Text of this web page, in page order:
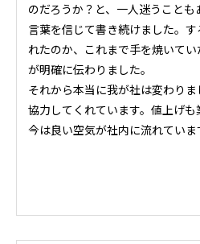
のだろうか？と、一人迷うこと
言葉を信じて書き続けました。
れたのか、これまで手を焼いて
が明確に伝わりました。
それから本当に我が社は変わり
協力してくれています。値上げも
今は良い空気が社内に流れていま